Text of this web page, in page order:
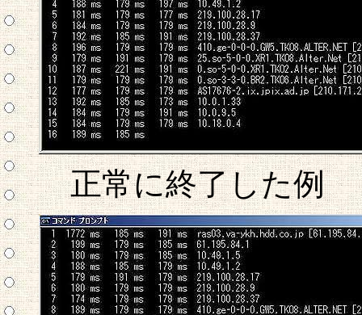
正常に終了した例